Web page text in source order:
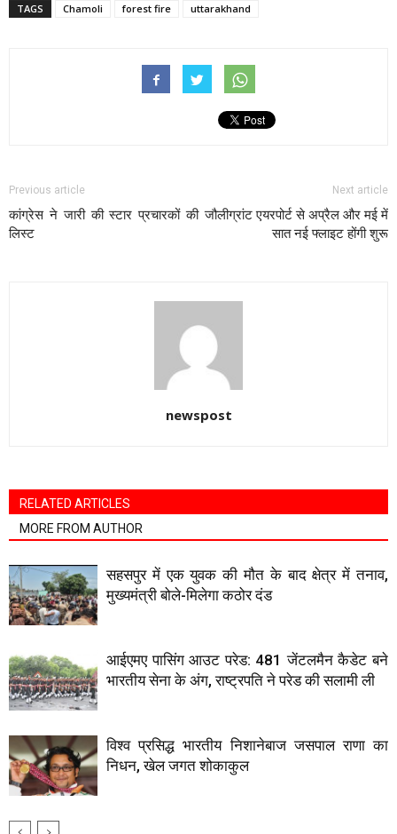
TAGS Chamoli forest fire uttarakhand
Previous article
कांग्रेस ने जारी की स्टार प्रचारकों की
लिस्ट
Next article
जौलीग्रांट एयरपोर्ट से अप्रैल और मई में
सात नई फ्लाइट होंगी शुरू
newspost
RELATED ARTICLES
MORE FROM AUTHOR
सहसपुर में एक युवक की मौत के बाद क्षेत्र में तनाव,
मुख्यमंत्री बोले-मिलेगा कठोर दंड
आईएमए पासिंग आउट परेड: 481 जेंटलमैन कैडेट बने
भारतीय सेना के अंग, राष्ट्रपति ने परेड की सलामी ली
विश्व प्रसिद्ध भारतीय निशानेबाज जसपाल राणा का
निधन, खेल जगत शोकाकुल